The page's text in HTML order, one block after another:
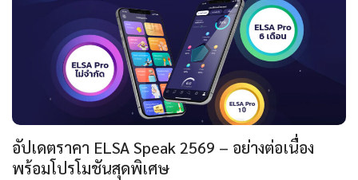
อัปเดตราคา ELSA Speak 2569 – อย่างต่อเนื่อง
พร้อมโปรโมชันสุดพิเศษ